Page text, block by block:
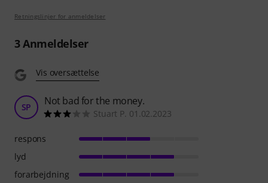
Retningslinjer for anmeldelser
3Anmeldelser
Vis oversættelse
SP Not bad for the money.
Stuart P. 01.02.2023
respons
lyd
forarbejdning